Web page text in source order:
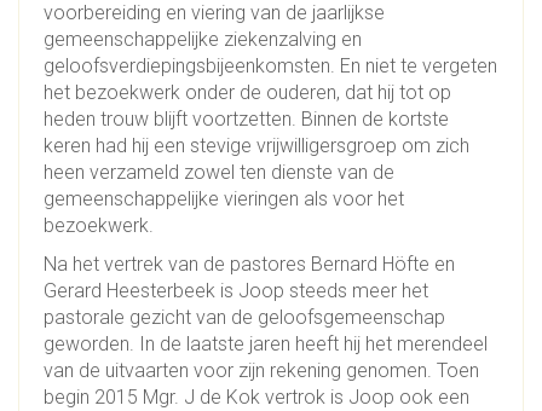
voorbereiding en viering van de jaarlijkse
gemeenschappelijke ziekenzalving en
geloofsverdiepingsbijeenkomsten. En niet te vergeten
het bezoekwerk onder de ouderen, dat hij tot op
heden trouw blijft voortzetten. Binnen de kortste
keren had hij een stevige vrijwilligersgroep om zich
heen verzameld zowel ten dienste van de
gemeenschappelijke vieringen als voor het
bezoekwerk.
Na het vertrek van de pastores Bernard Höfte en
Gerard Heesterbeek is Joop steeds meer het
pastorale gezicht van de geloofsgemeenschap
geworden. In de laatste jaren heeft hij het merendeel
van de uitvaarten voor zijn rekening genomen. Toen
begin 2015 Mgr. J de Kok vertrok is Joop ook een